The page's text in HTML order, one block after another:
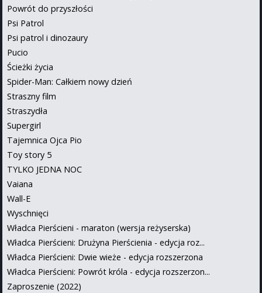
Powrót do przyszłości
Psi Patrol
Psi patrol i dinozaury
Pucio
Ścieżki życia
Spider-Man: Całkiem nowy dzień
Straszny film
Straszydła
Supergirl
Tajemnica Ojca Pio
Toy story 5
TYLKO JEDNA NOC
Vaiana
Wall-E
Wyschnięci
Władca Pierścieni - maraton (wersja reżyserska)
Władca Pierścieni: Drużyna Pierścienia - edycja roz...
Władca Pierścieni: Dwie wieże - edycja rozszerzona
Władca Pierścieni: Powrót króla - edycja rozszerzon...
Zaproszenie (2022)